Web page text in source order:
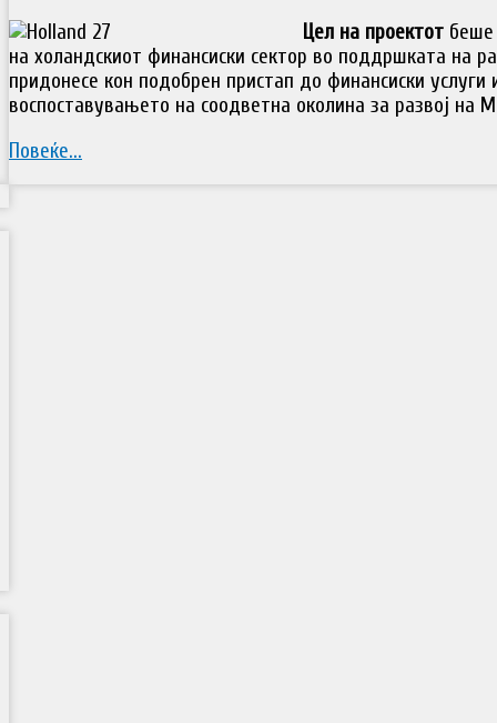
Цел на проектот беше
на холандскиот финансиски сектор во поддршката на
придонесе кон подобрен пристап до финансиски
воспоставувањето на соодветна околина за развој на
Повеќе...